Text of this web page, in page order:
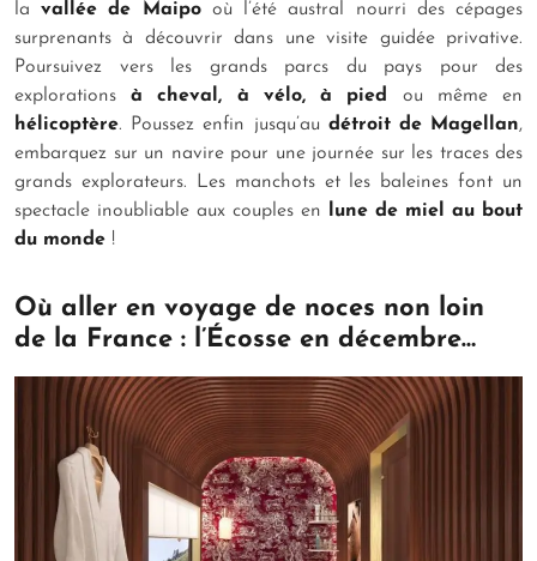
la vallée de Maipooù l’été austral nourri des cépages
surprenants à découvrir dans une visite guidée privative.
Poursuivez vers les grands parcs du pays pour des
explorations à cheval, à vélo, à pied ou même en
hélicoptère. Poussez enfin jusqu’au détroit de Magellan,
embarquez sur un navire pour une journée sur les traces des
grands explorateurs. Les manchots et les baleines font un
spectacle inoubliable aux couples en lune de miel au bout
du monde !
Où aller en voyage de noces non loin
de la France : l’Écosse en décembre…